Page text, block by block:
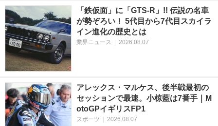
「鉄仮面」に「GTS-R」!! 伝説の名車
が勢ぞろい！ 5代目から7代目スカイラ
イン進化の歴史とは
業界ニュース | 2026.08.07
アレックス・マルケス、後半戦最初の
セッションで最速。小椋藍は7番手｜M
otoGPイギリスFP1
スポーツ | 2026.08.07